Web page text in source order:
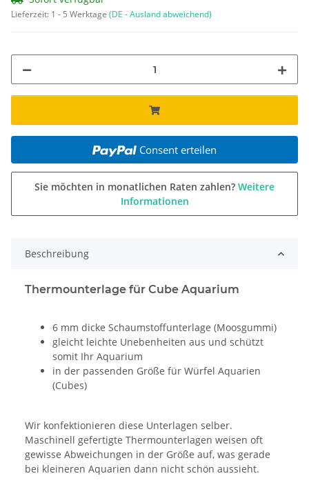
Lieferzeit: 1 - 5 Werktage (DE - Ausland abweichend)
Consent erteilen
Sie möchten in monatlichen Raten zahlen? Weitere
Informationen
Beschreibung
Thermounterlage für Cube Aquarium
6 mm dicke Schaumstoffunterlage (Moosgummi)
gleicht leichte Unebenheiten aus und schützt
somit Ihr Aquarium
in der passenden Größe für Würfel Aquarien
(Cubes)
Wir konfektionieren diese Unterlagen selber.
Maschinell gefertigte Thermounterlagen weisen oft
gewisse Abweichungen in der Größe auf, was gerade
bei kleineren Aquarien dann nicht schön aussieht.